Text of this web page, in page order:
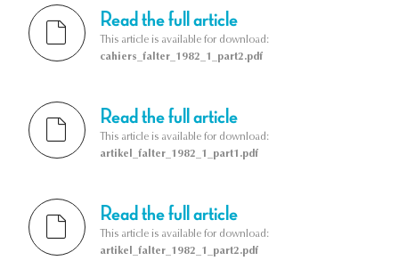
Read the full article
This article is available for download:
cahiers_falter_1982_1_part2.pdf
Read the full article
This article is available for download:
artikel_falter_1982_1_part1.pdf
Read the full article
This article is available for download:
artikel_falter_1982_1_part2.pdf